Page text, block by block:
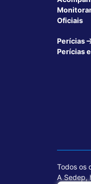
Oficiais
Perícias
Perícias
Todos os
A Sedep,